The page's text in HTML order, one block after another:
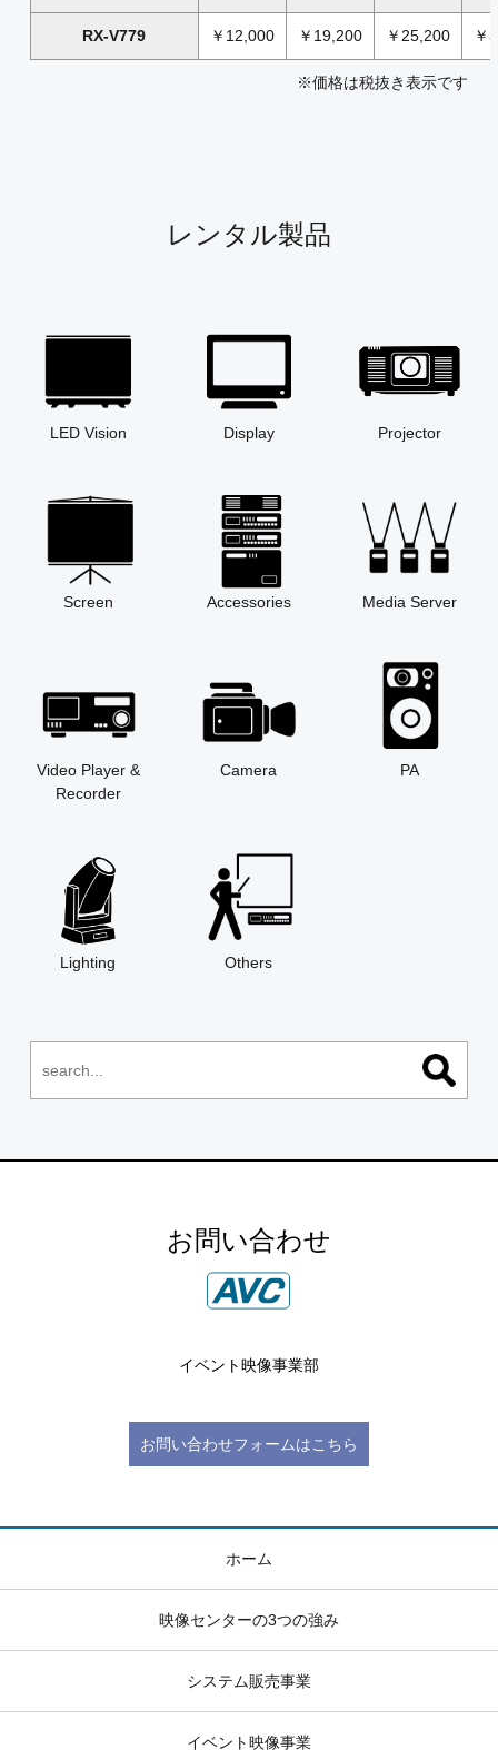
RX-V779 ￥12,000 ￥19,200 ￥25,200 ￥
※価格は税抜き表示です
レンタル製品
LED Vision Display Projector
Screen Accessories Media Server
Video Player &
Recorder
Camera PA
Lighting Others
お問い合わせ
イベント映像事業部
お問い合わせフォームはこちら
ホーム
映像センターの3つの強み
システム販売事業
イベント映像事業